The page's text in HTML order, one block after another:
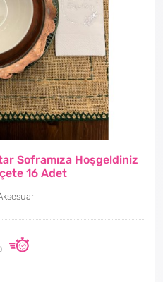
Soframıza Hoşgeldiniz
16 Adet